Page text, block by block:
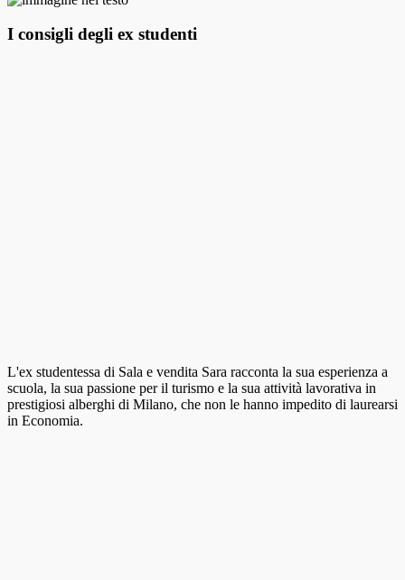
I consigli degli ex studenti
L'ex studentessa di Sala e vendita Sara racconta la sua esperienza a
scuola, la sua passione per il turismo e la sua attività lavorativa in
prestigiosi alberghi di Milano, che non le hanno impedito di laurearsi
in Economia.